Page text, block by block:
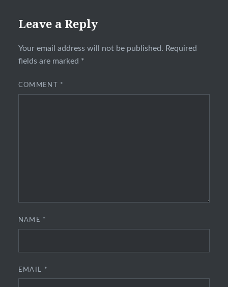
Leave a Reply
Your email address will not be published. Required
fields are marked *
COMMENT *
NAME *
EMAIL *